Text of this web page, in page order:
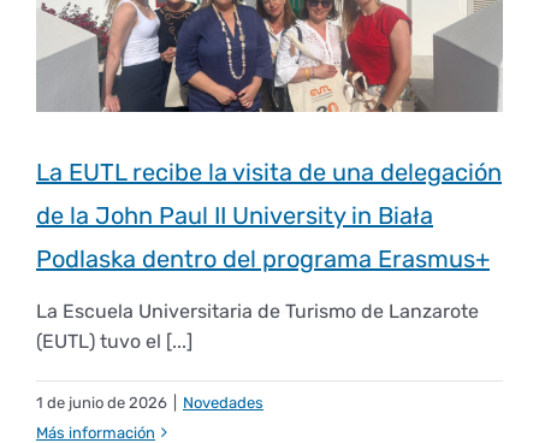
La EUTL recibe la visita de una delegación
de la John Paul II University in Biała
Podlaska dentro del programa Erasmus+
La Escuela Universitaria de Turismo de Lanzarote
(EUTL) tuvo el [...]
1 de junio de 2026
Novedades
Más información